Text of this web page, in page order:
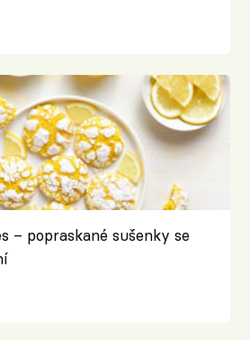
– popraskané sušenky se